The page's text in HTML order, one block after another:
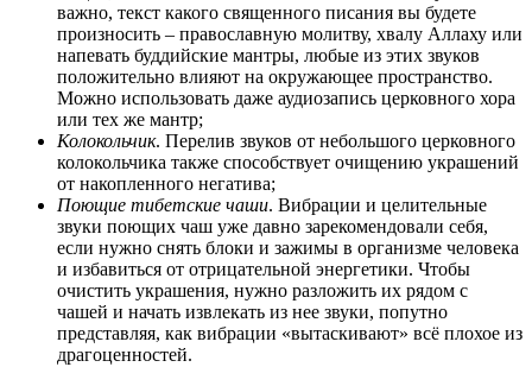
важно, текст какого священного писания вы будете
произносить – православную молитву, хвалу Аллаху или
напевать буддийские мантры, любые из этих звуков
положительно влияют на окружающее пространство.
Можно использовать даже аудиозапись церковного хора
или тех же мантр;
Колокольчик. Перелив звуков от небольшого церковного
колокольчика также способствует очищению украшений
от накопленного негатива;
Поющие тибетские чаши. Вибрации и целительные
звуки поющих чаш уже давно зарекомендовали себя,
если нужно снять блоки и зажимы в организме человека
и избавиться от отрицательной энергетики. Чтобы
очистить украшения, нужно разложить их рядом с
чашей и начать извлекать из нее звуки, попутно
представляя, как вибрации «вытаскивают» всё плохое из
драгоценностей.